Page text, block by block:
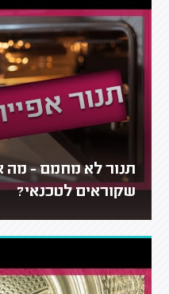
תנור לא מחמם - מה
שקוראים לטכנאי?